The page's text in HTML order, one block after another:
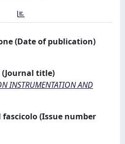
(Date of publication)
title)
INSTRUMENTATION AND
(Issue number